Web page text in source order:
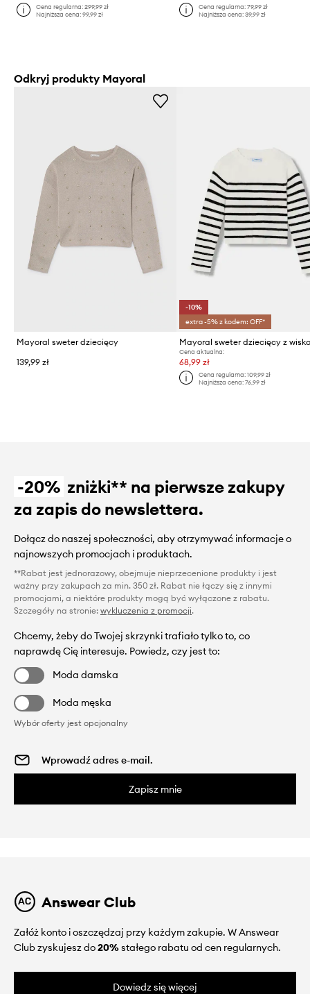
Cena regularna:299,99 zł
Najniższa cena:99,99 zł
Cena regularna: 79,99 zł
Najniższa cena: 39,99 zł
Odkryj produkty Mayoral
Mayoral sweter dziecięcy
139,99 zł
-10%
extra -5% z kodem: OFF*
Mayoral sweter dziecięcy z
Cena aktualna:
68,99 zł
Cena regularna: 109,99 zł
Najniższa cena: 76,99 zł
-20% zniżki** na pierwsze zakupy
za zapis do newslettera.
Dołącz do naszej społeczności, aby otrzymywać informacje o
najnowszych promocjach i produktach.
**Rabat jest jednorazowy, obejmuje nieprzecenione produkty i jest
ważny przy zakupach za min. 350 zł. Rabat nie łączy się z innymi
promocjami, a niektóre produkty mogą być wyłączone z rabatu.
Szczegóły na stronie: wykluczenia z promocji.
Chcemy, żeby do Twojej skrzynki trafiało tylko to, co
naprawdę Cię interesuje. Powiedz, czy jest to:
Moda damska
Moda męska
Wybór oferty jest opcjonalny
Zapisz mnie
Answear Club
Załóż konto i oszczędzaj przy każdym zakupie. W Answear
Club zyskujesz do20%stałego rabatu od cen regularnych.
Dowiedz się więcej